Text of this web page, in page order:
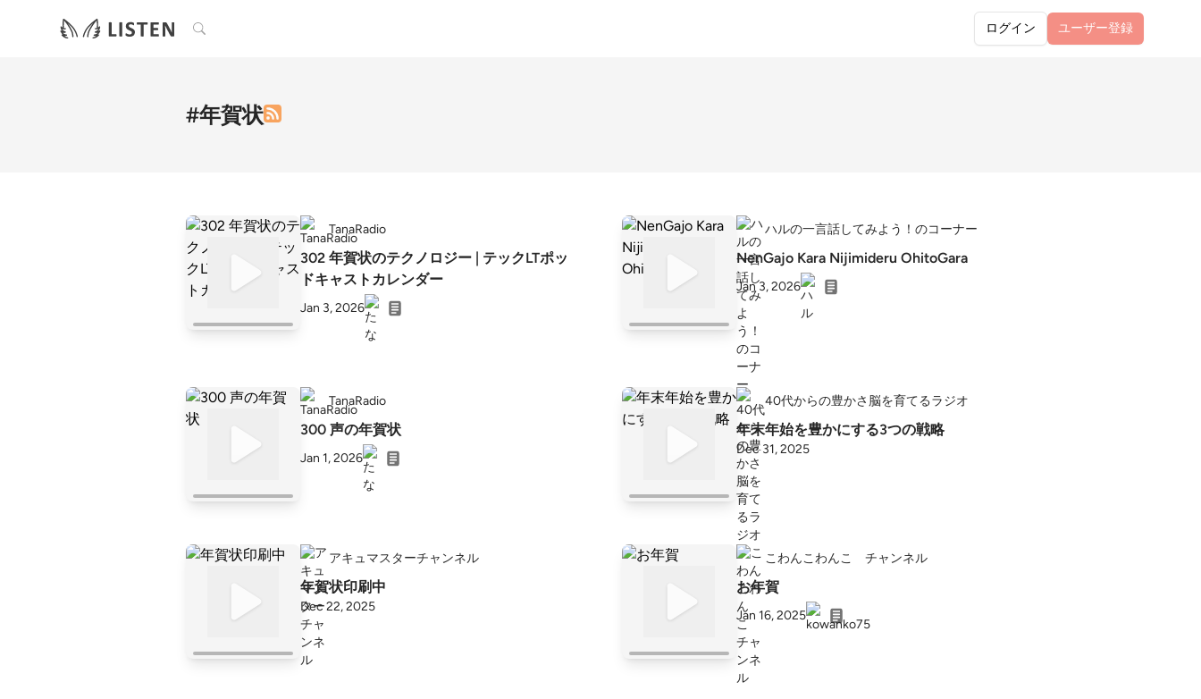
検索 ログイン ユーザー登録
#年賀状
TanaRadio
302 年賀状のテクノロジー | テックLTポッ
ドキャストカレンダー
Jan 3, 2026
ハルの一言話してみよう！のコーナー
NenGajo Kara Nijimideru OhitoGara
Jan 3, 2026
TanaRadio
300 声の年賀状
Jan 1, 2026
40代からの豊かさ脳を育てるラジオ
年末年始を豊かにする3つの戦略
Dec 31, 2025
アキュマスターチャンネル
年賀状印刷中
Dec 22, 2025
こわんこわんこ チャンネル
お年賀
Jan 16, 2025